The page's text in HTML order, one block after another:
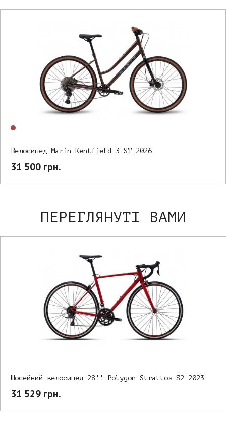
Велосипед Marin Kentfield 3 ST 2026
31 500 грн.
ПЕРЕГЛЯНУТІ ВАМИ
Шосейний велосипед 28'' Polygon Strattos S2 2023
31 529 грн.